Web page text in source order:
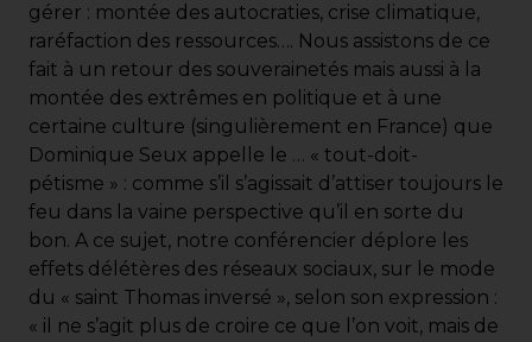
gérer : montée des autocraties, crise climatique,
raréfaction des ressources…. Nous assistons de ce
fait à un retour des souverainetés mais aussi à la
montée des extrêmes en politique et à une
certaine culture (singulièrement en France) que
Dominique Seux appelle le … « tout-doit-
pétisme » : comme s’il s’agissait d’attiser toujours le
feu dans la vaine perspective qu’il en sorte du
bon. A ce sujet, notre conférencier déplore les
effets délétères des réseaux sociaux, sur le mode
du « saint Thomas inversé », selon son expression :
« il ne s’agit plus de croire ce que l’on voit, mais de